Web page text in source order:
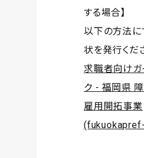
する場合】
以下の方法に
状を発行くだ
求職者向けガ
ク - 福岡県
雇用開拓事業